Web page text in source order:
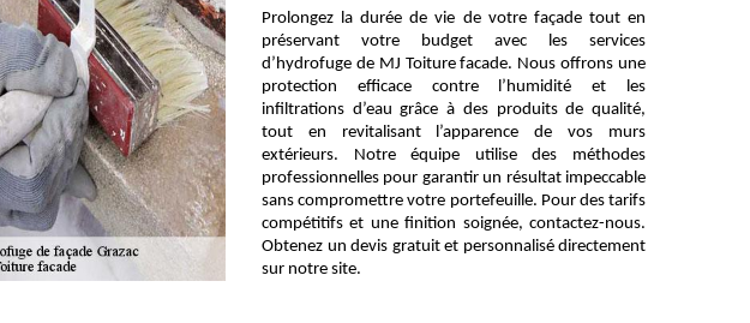
Prolongez la durée de vie de votre façade tout en
préservant votre budget avec les services
d’hydrofuge de MJ Toiture facade. Nous offrons une
protection efficace contre l’humidité et les
infiltrations d’eau grâce à des produits de qualité,
tout en revitalisant l’apparence de vos murs
extérieurs. Notre équipe utilise des méthodes
professionnelles pour garantir un résultat impeccable
sans compromettre votre portefeuille. Pour des tarifs
compétitifs et une finition soignée, contactez-nous.
Obtenez un devis gratuit et personnalisé directement
sur notre site.